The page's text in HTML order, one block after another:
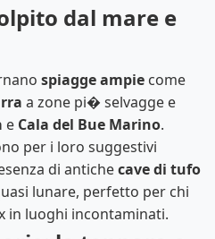
dal mare e
spiagge ampie come
a zone pi� selvagge e
e Cala del Bue Marino.
per i loro suggestivi
di antichecave di tufo
lunare, perfetto per chi
in luoghi incontaminati.